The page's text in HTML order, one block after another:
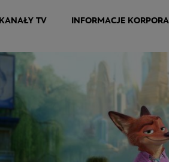
KANAŁY TV INFORMACJE